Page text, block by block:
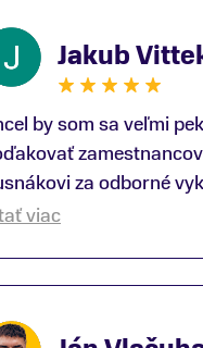
Jakub
by som sa veľmi
za odborné
fittingu. Je to super
odpovedal bez
viac